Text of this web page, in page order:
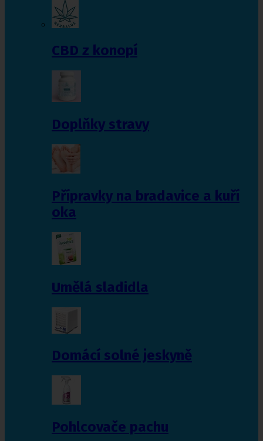
CBD z konopí
Doplňky stravy
Přípravky na bradavice a kuří
oka
Umělá sladidla
Domácí solné jeskyně
Pohlcovače pachu